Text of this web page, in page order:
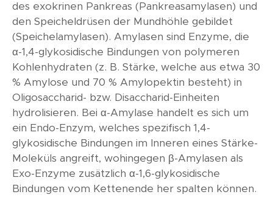
des exokrinen Pankreas (Pankreasamylasen) und
den Speicheldrüsen der Mundhöhle gebildet
(Speichelamylasen). Amylasen sind Enzyme, die
α-1,4-glykosidische Bindungen von polymeren
Kohlenhydraten (z. B. Stärke, welche aus etwa 30
% Amylose und 70 % Amylopektin besteht) in
Oligosaccharid- bzw. Disaccharid-Einheiten
hydrolisieren. Bei α-Amylase handelt es sich um
ein Endo-Enzym, welches spezifisch 1,4-
glykosidische Bindungen im Inneren eines Stärke-
Moleküls angreift, wohingegen β-Amylasen als
Exo-Enzyme zusätzlich α-1,6-glykosidische
Bindungen vom Kettenende her spalten können.